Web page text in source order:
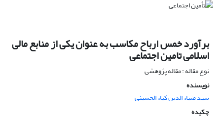
برآورد خمس ارباح مکاسب به عنوان یکی از منابع مالی
اسلامی تامین اجتماعی
نوع مقاله : مقاله پژوهشی
نویسنده
سید ضیاء الدین کیاء الحسینی
چکیده